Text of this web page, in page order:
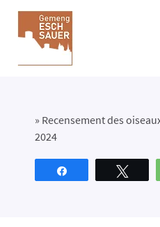
» Recensement des
2024